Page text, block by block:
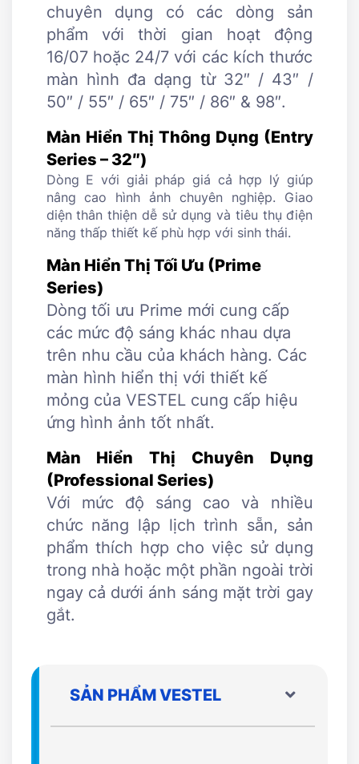
chuyên dụng có các dòng sản
phẩm với thời gian hoạt động
16/07 hoặc 24/7 với các kích thước
màn hình đa dạng từ 32″ / 43″ /
50″ / 55″ / 65″ / 75″ / 86″ & 98″.
Màn Hiển Thị Thông Dụng (Entry
Series – 32″)
Dòng E với giải pháp giá cả hợp lý giúp
nâng cao hình ảnh chuyên nghiệp. Giao
diện thân thiện dễ sử dụng và tiêu thụ điện
năng thấp thiết kế phù hợp với sinh thái.
Màn Hiển Thị Tối Ưu (Prime
Series)
Dòng tối ưu Prime mới cung cấp
các mức độ sáng khác nhau dựa
trên nhu cầu của khách hàng. Các
màn hình hiển thị với thiết kế
mỏng của VESTEL cung cấp hiệu
ứng hình ảnh tốt nhất.
Màn Hiển Thị Chuyên Dụng
(Professional Series)
Với mức độ sáng cao và nhiều
chức năng lập lịch trình sẵn, sản
phẩm thích hợp cho việc sử dụng
trong nhà hoặc một phần ngoài trời
ngay cả dưới ánh sáng mặt trời gay
gắt.
SẢN PHẨM VESTEL